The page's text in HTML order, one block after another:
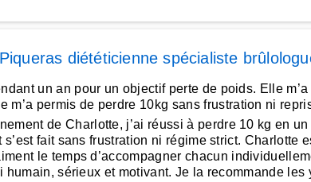
diététicienne spécialiste
un an pour un objectif perte de poids. Elle
m’a permis de perdre 10kg sans frustration ni
de Charlotte, j’ai réussi à perdre 10 kg en
s’est fait sans frustration ni régime strict.
le temps d’accompagner chacun
sérieux et motivant. Je la recommande les